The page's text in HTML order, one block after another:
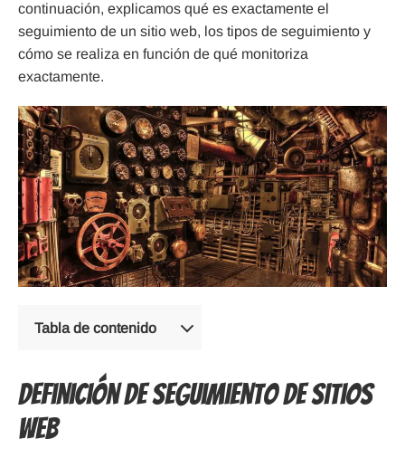
continuación, explicamos qué es exactamente el
seguimiento de un sitio web, los tipos de seguimiento y
cómo se realiza en función de qué monitoriza
exactamente.
Tabla de contenido
Definición de seguimiento de sitios
web